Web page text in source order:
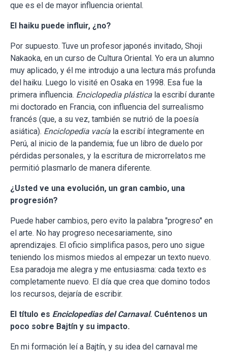
que es el de mayor influencia oriental.
El haiku puede influir, ¿no?
Por supuesto. Tuve un profesor japonés invitado, Shoji
Nakaoka, en un curso de Cultura Oriental. Yo era un alumno
muy aplicado, y él me introdujo a una lectura más profunda
del haiku. Luego lo visité en Osaka en 1998. Esa fue la
primera influencia. Enciclopedia plástica la escribí durante
mi doctorado en Francia, con influencia del surrealismo
francés (que, a su vez, también se nutrió de la poesía
asiática). Enciclopedia vacía la escribí íntegramente en
Perú, al inicio de la pandemia; fue un libro de duelo por
pérdidas personales, y la escritura de microrrelatos me
permitió plasmarlo de manera diferente.
¿Usted ve una evolución, un gran cambio, una
progresión?
Puede haber cambios, pero evito la palabra "progreso" en
el arte. No hay progreso necesariamente, sino
aprendizajes. El oficio simplifica pasos, pero uno sigue
teniendo los mismos miedos al empezar un texto nuevo.
Esa paradoja me alegra y me entusiasma: cada texto es
completamente nuevo. El día que crea que domino todos
los recursos, dejaría de escribir.
El título es Enciclopedias del Carnaval. Cuéntenos un
poco sobre Bajtín y su impacto.
En mi formación leí a Bajtín, y su idea del carnaval me